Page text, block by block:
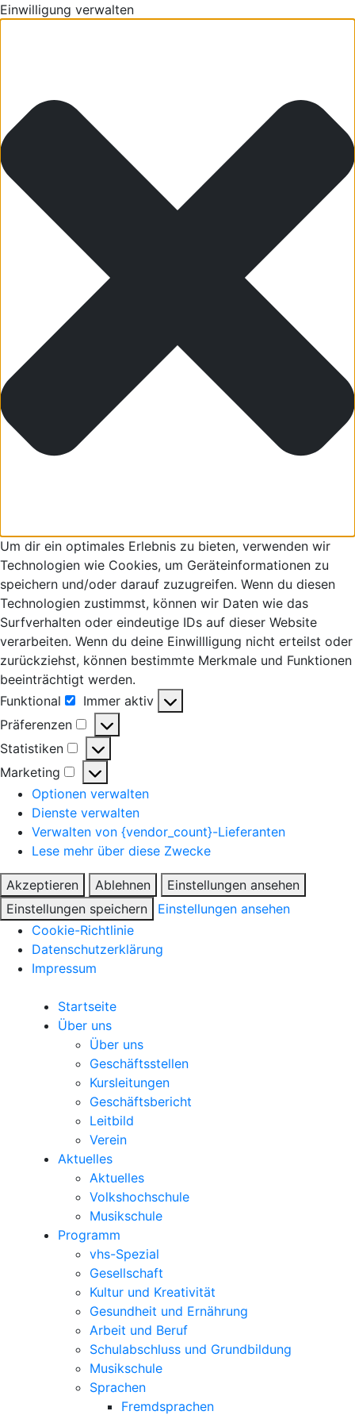
Einwilligung verwalten
Um dir ein optimales Erlebnis zu bieten, verwenden wir
Technologien wie Cookies, um Geräteinformationen zu
speichern und/oder darauf zuzugreifen. Wenn du diesen
Technologien zustimmst, können wir Daten wie das
Surfverhalten oder eindeutige IDs auf dieser Website
verarbeiten. Wenn du deine Einwillligung nicht erteilst oder
zurückziehst, können bestimmte Merkmale und Funktionen
beeinträchtigt werden.
Funktional
Immer aktiv
Präferenzen
Statistiken
Marketing
Optionen verwalten
Dienste verwalten
Verwalten von {vendor_count}-Lieferanten
Lese mehr über diese Zwecke
Akzeptieren Ablehnen
Einstellungen ansehen
Einstellungen speichern
Einstellungen ansehen
Cookie-Richtlinie
Datenschutzerklärung
Impressum
Startseite
Über uns
Über uns
Geschäftsstellen
Kursleitungen
Geschäftsbericht
Leitbild
Verein
Aktuelles
Aktuelles
Volkshochschule
Musikschule
Programm
vhs-Spezial
Gesellschaft
Kultur und Kreativität
Gesundheit und Ernährung
Arbeit und Beruf
Schulabschluss und Grundbildung
Musikschule
Sprachen
Fremdsprachen